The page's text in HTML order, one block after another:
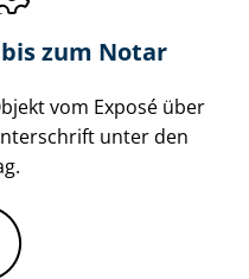
zum Notar
vom Exposé über
unter den